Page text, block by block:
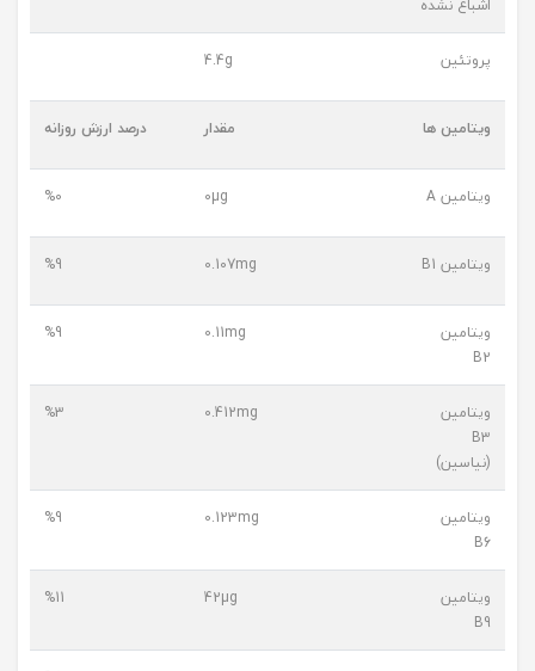
پروتئین 4.4g
ویتامین ها مقدار درصد ارزش روزانه
ویتامین A 0µg
%0
ویتامین B1 0.107mg
%9
ویتامین
B2
0.11mg
%9
ویتامین
B3
(نیاسین)
0.412mg
%3
ویتامین
B6
0.123mg
%9
ویتامین
B9
42µg
%11